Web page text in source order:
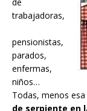
trabajadoras,
pensionistas,
parados,
enfermas,
niños…
Todas, menos esa
de serpiente en